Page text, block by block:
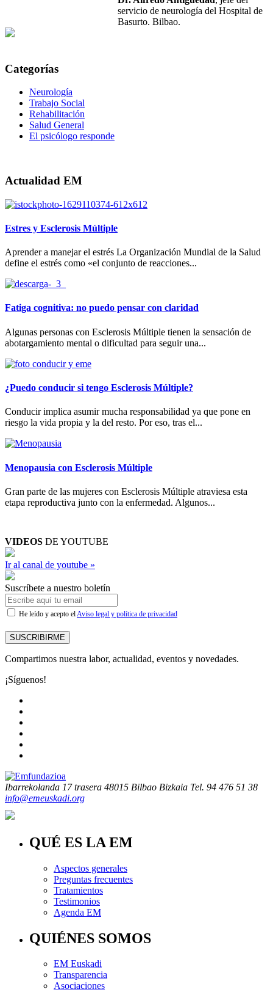
servicio de neurología del Hospital de
Basurto. Bilbao.
Categorías
Neurología
Trabajo Social
Rehabilitación
Salud General
El psicólogo responde
Actualidad EM
Estres y Esclerosis Múltiple
Aprender a manejar el estrés La Organización Mundial de la Salud
define el estrés como «el conjunto de reacciones...
Fatiga cognitiva: no puedo pensar con claridad
Algunas personas con Esclerosis Múltiple tienen la sensación de
abotargamiento mental o dificultad para seguir una...
¿Puedo conducir si tengo Esclerosis Múltiple?
Conducir implica asumir mucha responsabilidad ya que pone en
riesgo la vida propia y la del resto. Por eso, tras el...
Menopausia con Esclerosis Múltiple
Gran parte de las mujeres con Esclerosis Múltiple atraviesa esta
etapa reproductiva junto con la enfermedad. Algunos...
VIDEOS DE YOUTUBE
Ir al canal de youtube »
Suscríbete a nuestro boletín
He leído y acepto elAviso legal y política de privacidad
SUSCRIBIRME
Compartimos nuestra labor, actualidad, eventos y novedades.
¡Síguenos!
Ibarrekolanda 17 trasera 48015 Bilbao Bizkaia Tel. 94 476 51 38
info@emeuskadi.org
QUÉ ES LA EM
Aspectos generales
Preguntas frecuentes
Tratamientos
Testimonios
Agenda EM
QUIÉNES SOMOS
EM Euskadi
Transparencia
Asociaciones